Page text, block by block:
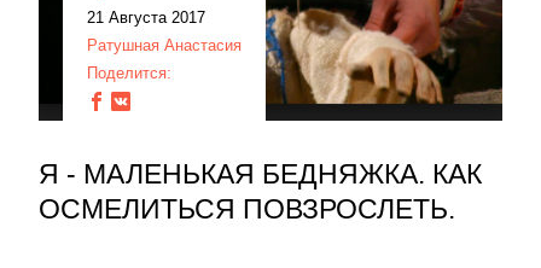
21 Августа 2017
Ратушная Анастасия
Поделится:
Я - МАЛЕНЬКАЯ БЕДНЯЖКА. КАК
ОСМЕЛИТЬСЯ ПОВЗРОСЛЕТЬ.